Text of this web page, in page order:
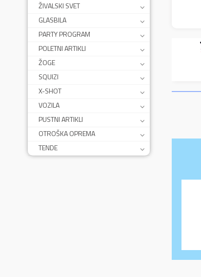
ŽIVALSKI SVET
GLASBILA
PARTY PROGRAM
POLETNI ARTIKLI
ŽOGE
SQUIZI
X-SHOT
VOZILA
PUSTNI ARTIKLI
OTROŠKA OPREMA
TENDE